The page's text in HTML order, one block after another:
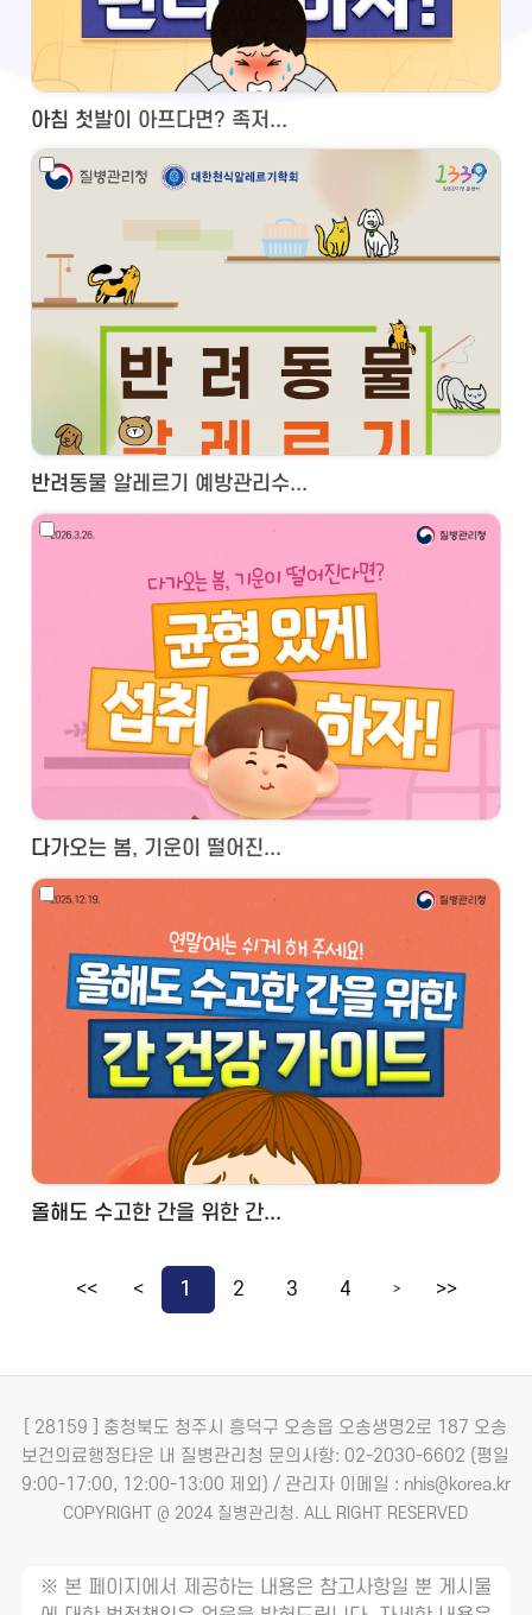
아침 첫발이 아프다면? 족저...
반려동물 알레르기 예방관리수...
다가오는 봄, 기운이 떨어진...
올해도 수고한 간을 위한 간...
<< < 1 2 3 4 > >>
[ 28159 ] 충청북도 청주시 흥덕구 오송읍 오송생명2로 187 오송
보건의료행정타운 내 질병관리청 문의사항: 02-2030-6602 (평일
9:00-17:00, 12:00-13:00 제외) / 관리자 이메일 : nhis@korea.kr
COPYRIGHT @ 2024 질병관리청. ALL RIGHT RESERVED
※ 본 페이지에서 제공하는 내용은 참고사항일 뿐 게시물